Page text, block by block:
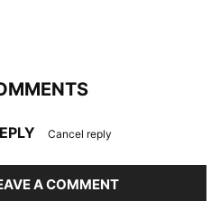
Cancel reply
A COMMENT